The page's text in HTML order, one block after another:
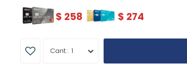
$ 258 $ 274
1